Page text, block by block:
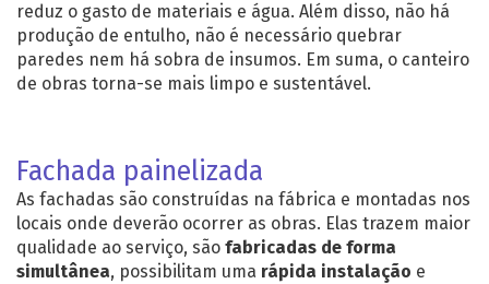
reduz o gasto de materiais e água. Além disso, não há
produção de entulho, não é necessário quebrar
paredes nem há sobra de insumos. Em suma, o canteiro
de obras torna-se mais limpo e sustentável.
Fachada painelizada
As fachadas são construídas na fábrica e montadas nos
locais onde deverão ocorrer as obras. Elas trazem maior
qualidade ao serviço, são fabricadas de forma
simultânea, possibilitam uma rápida instalação e